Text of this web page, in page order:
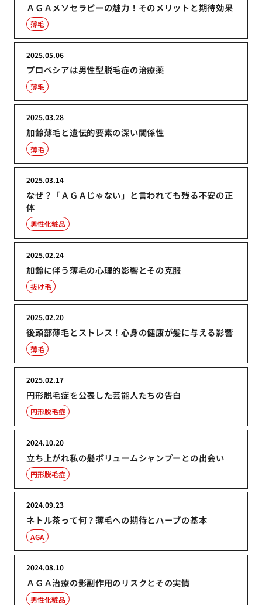
ＡＧＡメソセラピーの魅力！そのメリットと期待効果
薄毛
プロペシアは男性型脱毛症の治療薬
2025.05.06
薄毛
加齢薄毛と遺伝的要素の深い関係性
2025.03.28
薄毛
なぜ？「ＡＧＡじゃない」と言われても残る不安の正
体
2025.03.14
男性化粧品
加齢に伴う薄毛の心理的影響とその克服
2025.02.24
抜け毛
後頭部薄毛とストレス！心身の健康が髪に与える影響
2025.02.20
薄毛
円形脱毛症を公表した芸能人たちの告白
2025.02.17
円形脱毛症
立ち上がれ私の髪ボリュームシャンプーとの出会い
2024.10.20
円形脱毛症
ネトル茶って何？薄毛への期待とハーブの基本
2024.09.23
AGA
ＡＧＡ治療の影副作用のリスクとその実情
2024.08.10
男性化粧品